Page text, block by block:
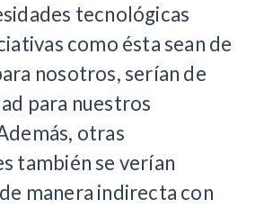
tecnológicas
como ésta sean de
nosotros, serían de
para nuestros
otras
también se verían
manera indirecta con